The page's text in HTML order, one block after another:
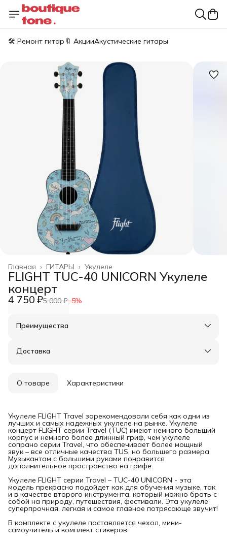
🛠️ Ремонт гитар 🔖 АкцииАкустические гитары
Укулеле
ГИТАРЫ ›
Главная ›
FLIGHT TUC-40 UNICORN Укулеле
концерт
4 750 ₽5 000 ₽−5%
Преимущества
Оплата частями в Сплит
Удобный возврат
Доставка
О товаре Характеристики
Укулеле FLIGHT Travel зарекомендовали себя как одни из
лучших и самых надежных укулеле на рынке. Укулеле
концерт FLIGHT серии Travel (TUC) имеют немного больший
корпус и немного более длинный гриф, чем укулеле
сопрано серии Travel, что обеспечивает более мощный
звук – все отличные качества TUS, но большего размера.
Музыкантам с большими руками понравится
дополнительное пространство на грифе.
Укулеле FLIGHT серии Travel – TUC-40 UNICORN - эта
модель прекрасно подойдет как для обучения музыке, так
и в качестве второго инструмента, который можно брать с
собой на природу, путешествия, фестивали. Эта укулеле
суперпрочная, легкая и самое главное потрясающе звучит!
В комплекте с укулеле поставляется чехол, мини-
самоучитель и комплект стикеров.